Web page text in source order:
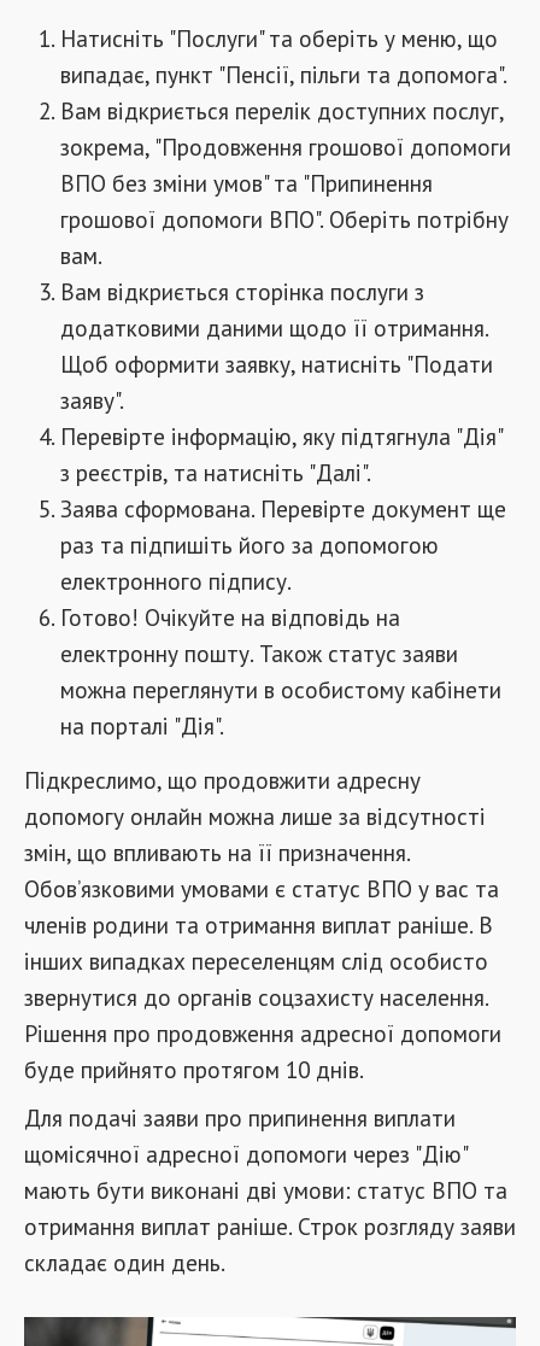
Натисніть "Послуги" та оберіть у меню, що
випадає, пункт "Пенсії, пільги та допомога".
Вам відкриється перелік доступних послуг,
зокрема, "Продовження грошової допомоги
ВПО без зміни умов" та "Припинення
грошової допомоги ВПО". Оберіть потрібну
вам.
Вам відкриється сторінка послуги з
додатковими даними щодо її отримання.
Щоб оформити заявку, натисніть "Подати
заяву".
Перевірте інформацію, яку підтягнула "Дія"
з реєстрів, та натисніть "Далі".
Заява сформована. Перевірте документ ще
раз та підпишіть його за допомогою
електронного підпису.
Готово! Очікуйте на відповідь на
електронну пошту. Також статус заяви
можна переглянути в особистому кабінети
на порталі "Дія".
Підкреслимо, що продовжити адресну
допомогу онлайн можна лише за відсутності
змін, що впливають на її призначення.
Обов’язковими умовами є статус ВПО у вас та
членів родини та отримання виплат раніше. В
інших випадках переселенцям слід особисто
звернутися до органів соцзахисту населення.
Рішення про продовження адресної допомоги
буде прийнято протягом 10 днів.
Для подачі заяви про припинення виплати
щомісячної адресної допомоги через "Дію"
мають бути виконані дві умови: статус ВПО та
отримання виплат раніше. Строк розгляду заяви
складає один день.